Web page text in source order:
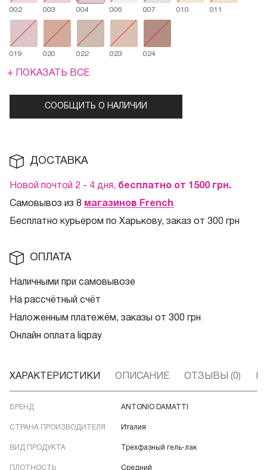
002 003 004 006 007 010 011
019 020 022 023 024
+ ПОКАЗАТЬ ВСЕ
СООБЩИТЬ О НАЛИЧИИ
ДОСТАВКА
Новой почтой 2 - 4 дня, бесплатно от 1500 грн.
Самовывоз из 8 магазинов French
Бесплатно курьером по Харькову, заказ от 300 грн
ОПЛАТА
Наличными при самовывозе
На рассчётный счёт
Наложенным платежём, заказы от 300 грн
Онлайн оплата liqpay
ХАРАКТЕРИСТИКИ ОПИСАНИЕ ОТЗЫВЫ (0)
БРЕНД ANTONIO DAMATTI
СТРАНА ПРОИЗВОДИТЕЛЯ Италия
ВИД ПРОДУКТА Трехфазный гель-лак
ПЛОТНОСТЬ Средний